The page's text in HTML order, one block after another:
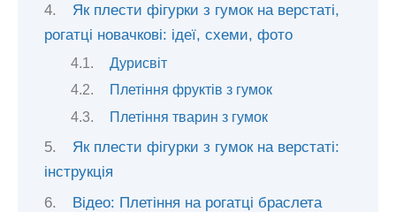
Як плести фігурки з гумок на верстаті,
рогатці новачкові: ідеї, схеми, фото
Дурисвіт
Плетіння фруктів з гумок
Плетіння тварин з гумок
Як плести фігурки з гумок на верстаті:
інструкція
Відео: Плетіння на рогатці браслета